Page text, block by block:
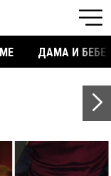
ДАМА И БЕБЕ